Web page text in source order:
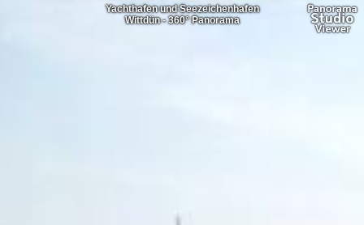
Yachthafen und Seezeichenhafen
Wittdün - 360° Panorama